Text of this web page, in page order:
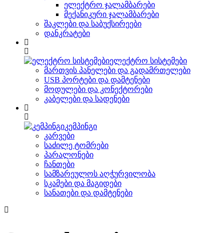
ელექტრო ჯალამბარები
მექანიკური ჯალამბარები
შაკლები და საბუქსირეები
დანკრატები
ელექტრო სისტემები
მართვის პანელები და გადამრთელები
USB პორტები და დამტენები
მოდულები და კონექტორები
კაბელები და სადენები
კემპინგი
კარვები
საძილე ტომრები
პარალონები
ჩანთები
სამზარეულოს აღჭურვილობა
სკამები და მაგიდები
სანათები და დამტენები